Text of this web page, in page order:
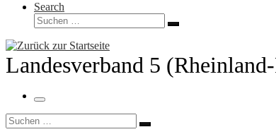
Search
Suche
Suchen …
Landesverband 5
Menü
Suche
Suchen …